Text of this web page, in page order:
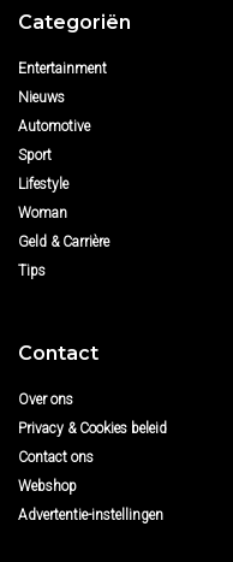
Categoriën
Entertainment
Nieuws
Automotive
Sport
Lifestyle
Woman
Geld & Carrière
Tips
Contact
Over ons
Privacy & Cookies beleid
Contact ons
Webshop
Advertentie-instellingen